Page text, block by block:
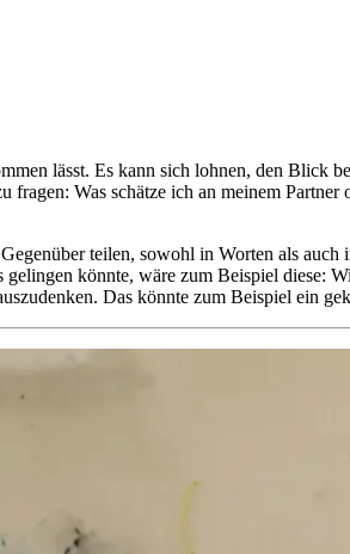
lässt. Es kann sich lohnen, den Blick
Was schätze ich an meinem
teilen, sowohl in Worten als
könnte, wäre zum Beispiel diese:
Das könnte zum Beispiel ein